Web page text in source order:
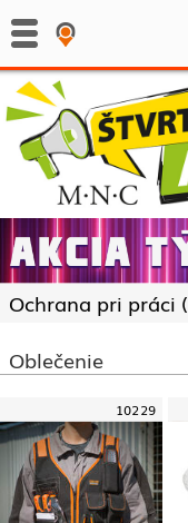
Ochrana pri práci (
Oblečenie
10229